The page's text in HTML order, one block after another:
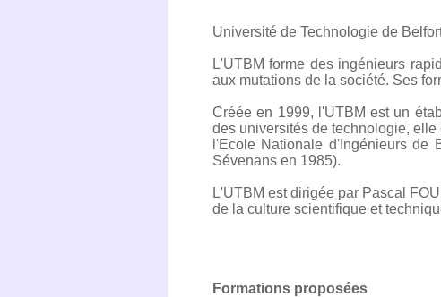
Université de Technologie de
L'UTBM forme des ingénieurs
aux mutations de la société. Ses
Créée en 1999, l'UTBM est un
des universités de technologie,
l'Ecole Nationale d'Ingénieurs de
Sévenans en 1985).
L'UTBM est dirigée par Pascal
de la culture scientifique et
Formations proposées